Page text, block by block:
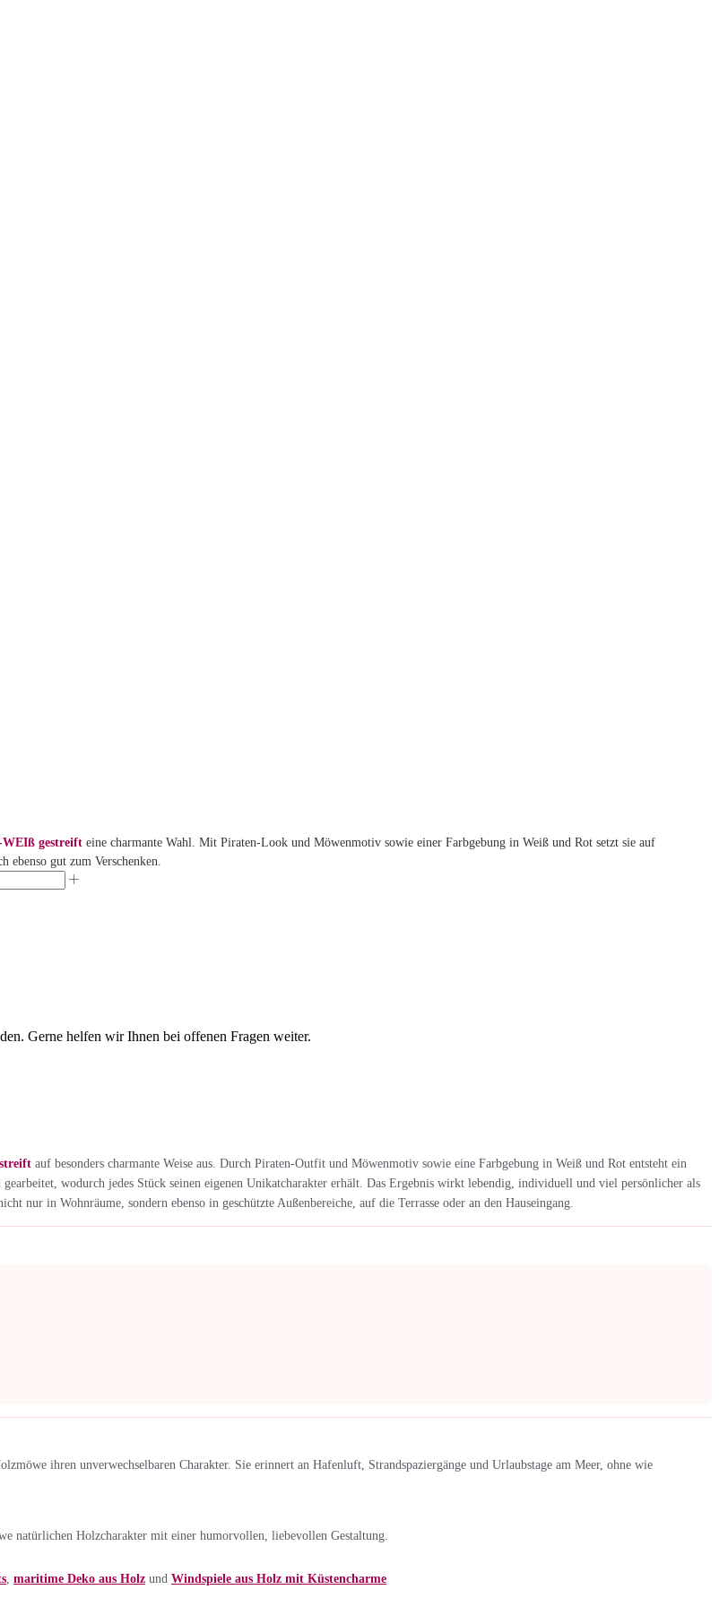
gestreift eine charmante Wahl. Mit Piraten-Look und Möwenmotiv sowie einer Farbgebung in Weiß und Rot setzt sie auf
ebenso gut zum Verschenken.
Gerne helfen wir Ihnen bei offenen Fragen weiter.
auf besonders charmante Weise aus. Durch Piraten-Outfit und Möwenmotiv sowie eine Farbgebung in Weiß und Rot entsteht ein
wodurch jedes Stück seinen eigenen Unikatcharakter erhält. Das Ergebnis wirkt lebendig, individuell und viel persönlicher als
nur in Wohnräume, sondern ebenso in geschützte Außenbereiche, auf die Terrasse oder an den Hauseingang.
ihren unverwechselbaren Charakter. Sie erinnert an Hafenluft, Strandspaziergänge und Urlaubstage am Meer, ohne wie
natürlichen Holzcharakter mit einer humorvollen, liebevollen Gestaltung.
maritime Deko aus Holz und Windspiele aus Holz mit Küstencharme